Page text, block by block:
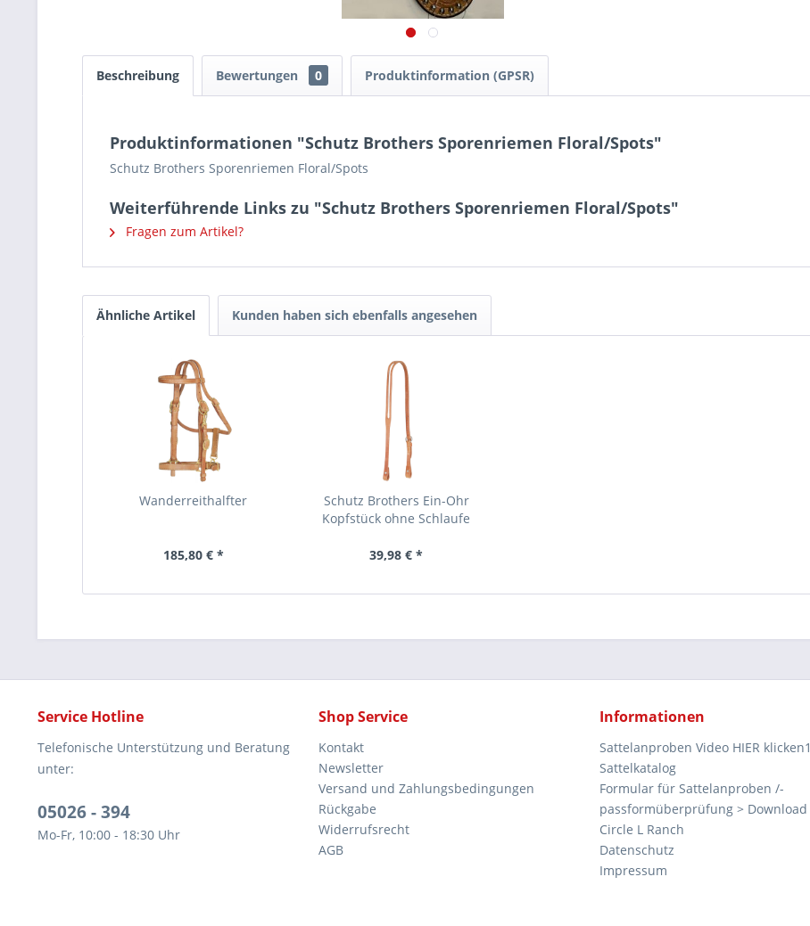
Beschreibung Bewertungen 0 Produktinformation (GPSR)
Produktinformationen "Schutz Brothers Sporenriemen Floral/Spots"
Schutz Brothers Sporenriemen Floral/Spots
Weiterführende Links zu "Schutz Brothers Sporenriemen Floral/Spots"
Fragen zum Artikel?
Ähnliche Artikel Kunden haben sich ebenfalls angesehen
Wanderreithalfter
185,80 € *
Schutz Brothers Ein-Ohr
Kopfstück ohne Schlaufe
39,98 € *
Service Hotline
Telefonische Unterstützung und Beratung
unter:
05026 - 394
Mo-Fr, 10:00 - 18:30 Uhr
Shop Service
Kontakt
Newsletter
Versand und Zahlungsbedingungen
Rückgabe
Widerrufsrecht
AGB
Informationen
Sattelanproben Video HIER klicken1
Sattelkatalog
Formular für Sattelanproben /-
passformüberprüfung > Download
Circle L Ranch
Datenschutz
Impressum